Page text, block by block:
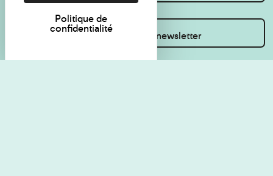
Inscrivez-vous à la newsletter
Politique de
confidentialité